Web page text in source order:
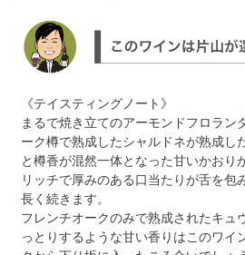
《テイスティングノート》
まるで焼き立てのアーモンドフロラン
ーク樽で熟成したシャルドネが熟成し
と樽香が混然一体となった甘いかおり
リッチで厚みのある口当たりが舌を包
長く続きます。
フレンチオークのみで熟成されたキュ
っとりするような甘い香りはこのワイ